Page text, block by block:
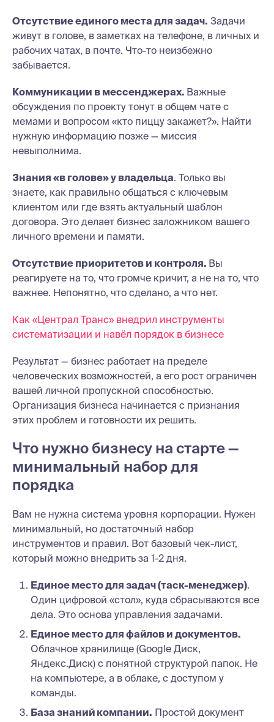
Отсутствие единого места для задач. Задачи
живут в голове, в заметках на телефоне, в личных и
рабочих чатах, в почте. Что-то неизбежно
забывается.
Коммуникации в мессенджерах. Важные
обсуждения по проекту тонут в общем чате с
мемами и вопросом «кто пиццу закажет?». Найти
нужную информацию позже — миссия
невыполнима.
Знания «в голове» у владельца. Только вы
знаете, как правильно общаться с ключевым
клиентом или где взять актуальный шаблон
договора. Это делает бизнес заложником вашего
личного времени и памяти.
Отсутствие приоритетов и контроля. Вы
реагируете на то, что громче кричит, а не на то, что
важнее. Непонятно, что сделано, а что нет.
Как «Централ Транс» внедрил инструменты
систематизации и навёл порядок в бизнесе
Результат — бизнес работает на пределе
человеческих возможностей, а его рост ограничен
вашей личной пропускной способностью.
Организация бизнеса начинается с признания
этих проблем и готовности их решить.
Что нужно бизнесу на старте —
минимальный набор для
порядка
Вам не нужна система уровня корпорации. Нужен
минимальный, но достаточный набор
инструментов и правил. Вот базовый чек-лист,
который можно внедрить за 1-2 дня.
Единое место для задач (таск-менеджер).
Один цифровой «стол», куда сбрасываются все
дела. Это основа управления задачами.
Единое место для файлов и документов.
Облачное хранилище (Google Диск,
Яндекс.Диск) с понятной структурой папок. Не
на компьютере, а в облаке, с доступом у
команды.
База знаний компании. Простой документ